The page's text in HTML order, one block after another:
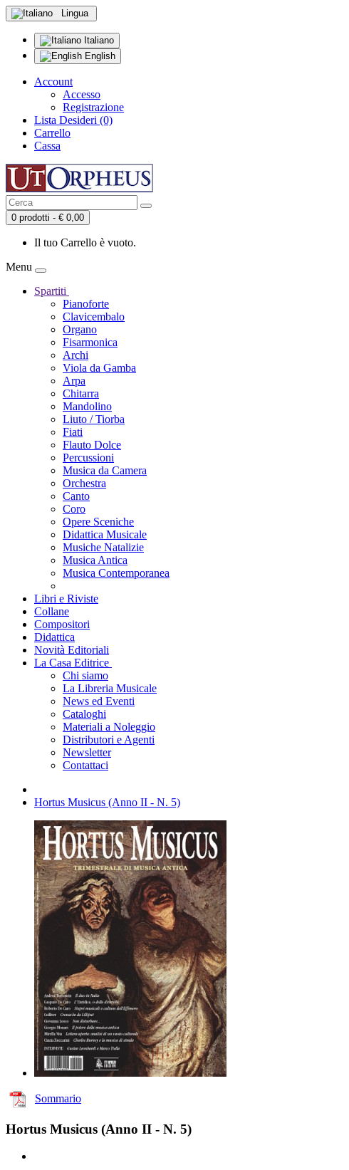
Lingua
Italiano
English
Account
Accesso
Registrazione
Lista Desideri (0)
Carrello
Cassa
0 prodotti - € 0,00
Il tuo Carrello è vuoto.
Menu
Spartiti
Pianoforte
Clavicembalo
Organo
Fisarmonica
Archi
Viola da Gamba
Arpa
Chitarra
Mandolino
Liuto / Tiorba
Fiati
Flauto Dolce
Percussioni
Musica da Camera
Orchestra
Canto
Coro
Opere Sceniche
Didattica Musicale
Musiche Natalizie
Musica Antica
Musica Contemporanea
Libri e Riviste
Collane
Compositori
Didattica
Novità Editoriali
La Casa Editrice
Chi siamo
La Libreria Musicale
News ed Eventi
Cataloghi
Materiali a Noleggio
Distributori e Agenti
Newsletter
Contattaci
Hortus Musicus (Anno II - N. 5)
Sommario
Hortus Musicus (Anno II - N. 5)